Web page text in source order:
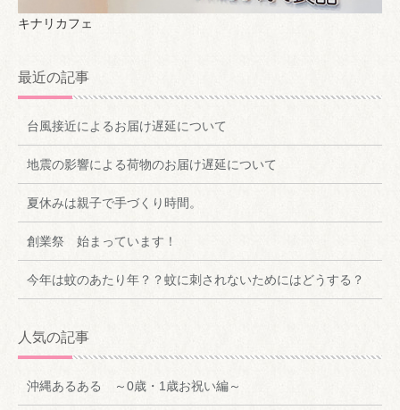
キナリカフェ
最近の記事
台風接近によるお届け遅延について
地震の影響による荷物のお届け遅延について
夏休みは親子で手づくり時間。
創業祭 始まっています！
今年は蚊のあたり年？？蚊に刺されないためにはどうする？
人気の記事
沖縄あるある ～0歳・1歳お祝い編～